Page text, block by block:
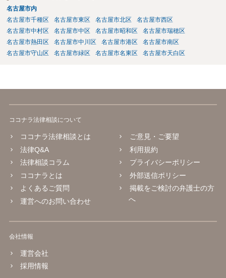
名古屋市内
名古屋市千種区
名古屋市東区 名古屋市北区
名古屋市西区
名古屋市中村区
名古屋市中区 名古屋市昭和区
名古屋市瑞穂区
名古屋市熱田区
名古屋市中川区 名古屋市港区
名古屋市南区
名古屋市守山区
名古屋市緑区 名古屋市名東区 名古屋市天白区
ココナラ法律相談について
ココナラ法律相談とは
法律Q&A
法律相談コラム
ココナラとは
よくあるご質問
運営へのお問い合わせ
ご意見・ご要望
利用規約
プライバシーポリシー
外部送信ポリシー
掲載をご検討の弁護士の方
へ
会社情報
運営会社
採用情報